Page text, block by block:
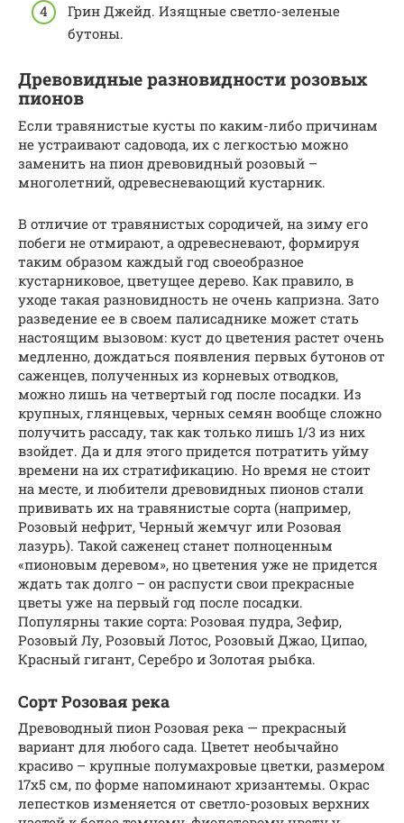
Грин Джейд. Изящные светло-зеленые
бутоны.
Древовидные разновидности розовых
пионов
Если травянистые кусты по каким-либо причинам
не устраивают садовода, их с легкостью можно
заменить на пион древовидный розовый –
многолетний, одревесневающий кустарник.
В отличие от травянистых сородичей, на зиму его
побеги не отмирают, а одревесневают, формируя
таким образом каждый год своеобразное
кустарниковое, цветущее дерево. Как правило, в
уходе такая разновидность не очень капризна. Зато
разведение ее в своем палисаднике может стать
настоящим вызовом: куст до цветения растет очень
медленно, дождаться появления первых бутонов от
саженцев, полученных из корневых отводков,
можно лишь на четвертый год после посадки. Из
крупных, глянцевых, черных семян вообще сложно
получить рассаду, так как только лишь 1/3 из них
взойдет. Да и для этого придется потратить уйму
времени на их стратификацию. Но время не стоит
на месте, и любители древовидных пионов стали
прививать их на травянистые сорта (например,
Розовый нефрит, Черный жемчуг или Розовая
лазурь). Такой саженец станет полноценным
«пионовым деревом», но цветения уже не придется
ждать так долго – он распусти свои прекрасные
цветы уже на первый год после посадки.
Популярны такие сорта: Розовая пудра, Зефир,
Розовый Лу, Розовый Лотос, Розовый Джао, Ципао,
Красный гигант, Серебро и Золотая рыбка.
Сорт Розовая река
Древоводный пион Розовая река — прекрасный
вариант для любого сада. Цветет необычайно
красиво – крупные полумахровые цветки, размером
17х5 см, по форме напоминают хризантемы. Окрас
лепестков изменяется от светло-розовых верхних